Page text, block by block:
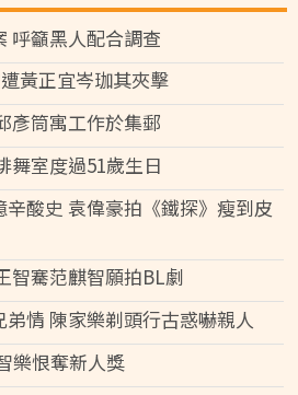
呼籲黑人配合調查
黃正宜岑珈其夾擊
彥筒寓工作於集郵
舞室度過51歲生日
酸史 袁偉豪拍《鐵探》瘦到皮
智騫范麒智願拍BL劇
情 陳家樂剃頭行古惑嚇親人
樂恨奪新人獎